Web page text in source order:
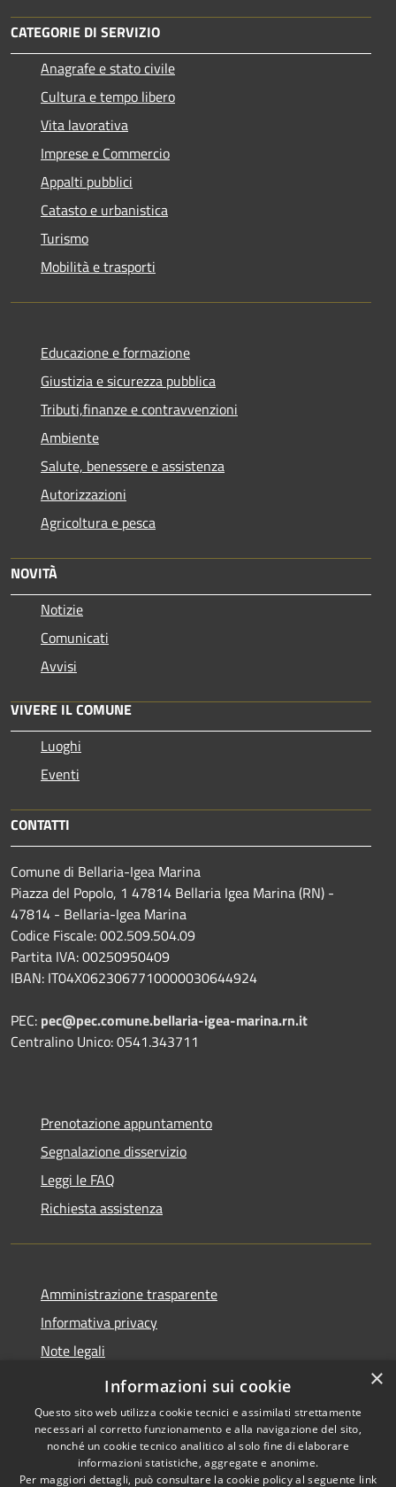
CATEGORIE DI SERVIZIO
Anagrafe e stato civile
Cultura e tempo libero
Vita lavorativa
Imprese e Commercio
Appalti pubblici
Catasto e urbanistica
Turismo
Mobilità e trasporti
Educazione e formazione
Giustizia e sicurezza pubblica
Tributi,finanze e contravvenzioni
Ambiente
Salute, benessere e assistenza
Autorizzazioni
Agricoltura e pesca
NOVITÀ
Notizie
Comunicati
Avvisi
VIVERE IL COMUNE
Luoghi
Eventi
CONTATTI
Comune di Bellaria-Igea Marina
Piazza del Popolo, 1 47814 Bellaria Igea Marina (RN) -
47814 - Bellaria-Igea Marina
Codice Fiscale: 002.509.504.09
Partita IVA: 00250950409
IBAN: IT04X0623067710000030644924
PEC: pec@pec.comune.bellaria-igea-marina.rn.it
Centralino Unico: 0541.343711
Prenotazione appuntamento
Segnalazione disservizio
Leggi le FAQ
Richiesta assistenza
Amministrazione trasparente
Informativa privacy
Note legali
Dichiarazione di accessibilità
Copyright © 2026 • Comune di
×
Informazioni sui cookie
Questo sito web utilizza cookie tecnici e assimilati strettamente
necessari al corretto funzionamento e alla navigazione del sito,
nonché un cookie tecnico analitico al solo fine di elaborare
informazioni statistiche, aggregate e anonime.
Per maggiori dettagli, può consultare la cookie policy al seguente link